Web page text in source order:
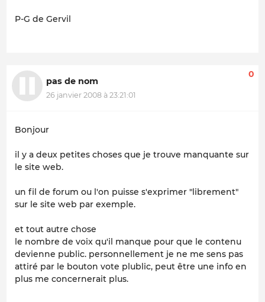
P-G de Gervil
pas de nom
26 janvier 2008 à 23:21:01
0
Bonjour
il y a deux petites choses que je trouve manquante sur
le site web.
un fil de forum ou l'on puisse s'exprimer "librement"
sur le site web par exemple.
et tout autre chose
le nombre de voix qu'il manque pour que le contenu
devienne public. personnellement je ne me sens pas
attiré par le bouton vote plublic, peut être une info en
plus me concernerait plus.